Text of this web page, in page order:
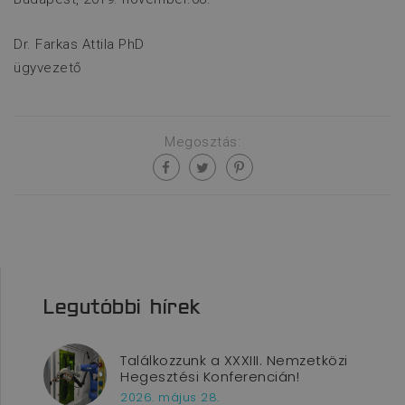
Dr. Farkas Attila PhD
ügyvezető
Megosztás:
Legutóbbi hírek
Találkozzunk a XXXIII. Nemzetközi
Hegesztési Konferencián!
2026. május 28.
CÉLZÁS
lehetővé teszik a webhely alapvető
az elengedhetetlenül szükséges sütik
nélkül.